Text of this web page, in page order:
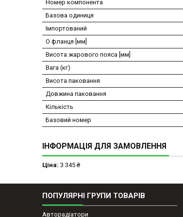
Номер компонента
Базова одиниця
Імпортований
O фланця [мм]
Висота жарового пояса [мм]
Вага (кг)
Висота паковання
Довжина паковання
Кількість
Базовий номер
ІНФОРМАЦІЯ ДЛЯ ЗАМОВЛЕННЯ
Ціна: 3 345 ₴
ПОПУЛЯРНІ ГРУПИ ТОВАРІВ
Авторадіатори